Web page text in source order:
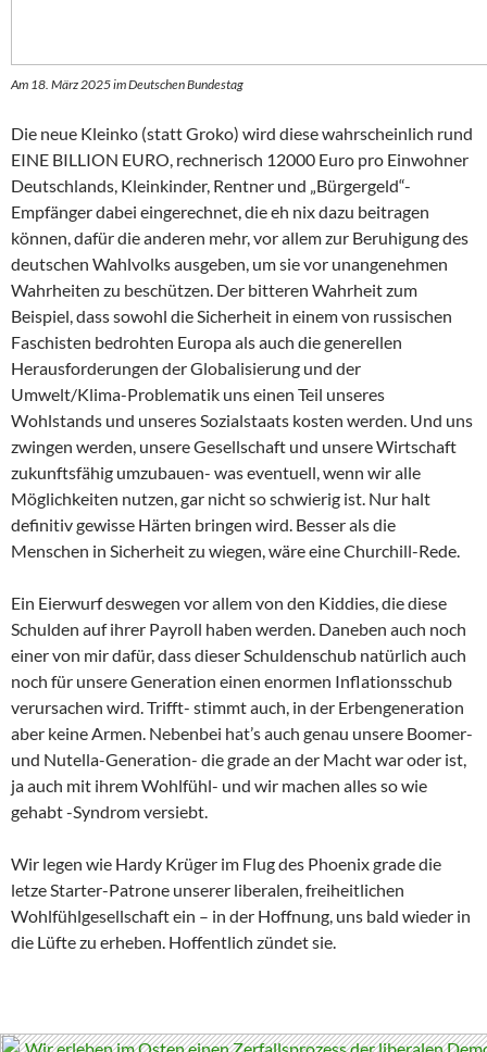
Am 18. März 2025 im Deutschen Bundestag
Die neue Kleinko (statt Groko) wird diese wahrscheinlich rund
EINE BILLION EURO, rechnerisch 12000 Euro pro Einwohner
Deutschlands, Kleinkinder, Rentner und „Bürgergeld“-
Empfänger dabei eingerechnet, die eh nix dazu beitragen
können, dafür die anderen mehr, vor allem zur Beruhigung des
deutschen Wahlvolks ausgeben, um sie vor unangenehmen
Wahrheiten zu beschützen. Der bitteren Wahrheit zum
Beispiel, dass sowohl die Sicherheit in einem von russischen
Faschisten bedrohten Europa als auch die generellen
Herausforderungen der Globalisierung und der
Umwelt/Klima-Problematik uns einen Teil unseres
Wohlstands und unseres Sozialstaats kosten werden. Und uns
zwingen werden, unsere Gesellschaft und unsere Wirtschaft
zukunftsfähig umzubauen- was eventuell, wenn wir alle
Möglichkeiten nutzen, gar nicht so schwierig ist. Nur halt
definitiv gewisse Härten bringen wird. Besser als die
Menschen in Sicherheit zu wiegen, wäre eine Churchill-Rede.
Ein Eierwurf deswegen vor allem von den Kiddies, die diese
Schulden auf ihrer Payroll haben werden. Daneben auch noch
einer von mir dafür, dass dieser Schuldenschub natürlich auch
noch für unsere Generation einen enormen Inflationsschub
verursachen wird. Trifft- stimmt auch, in der Erbengeneration
aber keine Armen. Nebenbei hat’s auch genau unsere Boomer-
und Nutella-Generation- die grade an der Macht war oder ist,
ja auch mit ihrem Wohlfühl- und wir machen alles so wie
gehabt -Syndrom versiebt.
Wir legen wie Hardy Krüger im Flug des Phoenix grade die
letze Starter-Patrone unserer liberalen, freiheitlichen
Wohlfühlgesellschaft ein – in der Hoffnung, uns bald wieder in
die Lüfte zu erheben. Hoffentlich zündet sie.